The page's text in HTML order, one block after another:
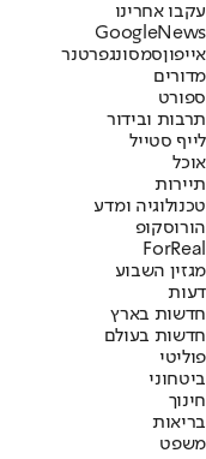
עקבו אחרינו
Googl eNews
אייפוןסמסונגפרטנר
מדורים
ספורט
תרבות ובידור
לייף סטייל
אוכל
תיירות
טכנולוגיה ומדע
הורוסקופ
ForReal
מגזין השבוע
דעות
חדשות בארץ
חדשות בעולם
פוליטי
ביטחוני
חינוך
בריאות
משפט